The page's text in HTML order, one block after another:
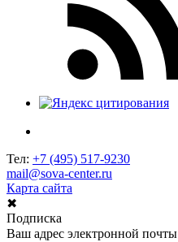
Тел: +7 (495) 517-9230
mail@sova-center.ru
Карта сайта
✖
Подписка
Ваш адрес электронной почты